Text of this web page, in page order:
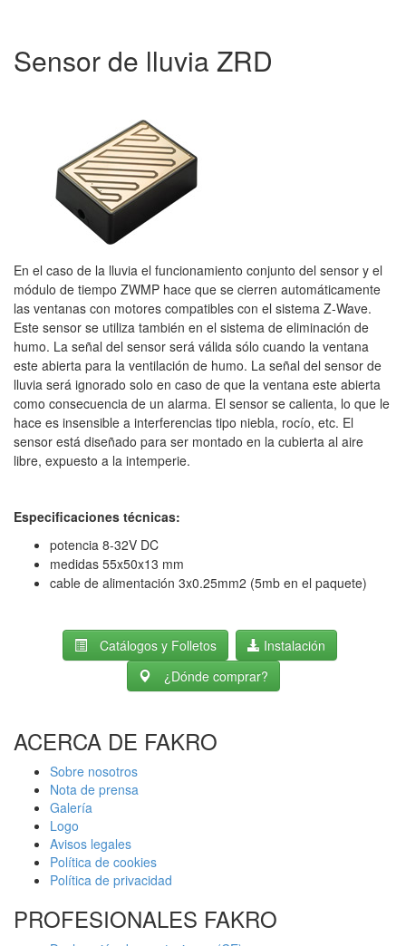
Sensor de lluvia ZRD
En el caso de la lluvia el funcionamiento conjunto del sensor y el
módulo de tiempo ZWMP hace que se cierren automáticamente
las ventanas con motores compatibles con el sistema Z-Wave.
Este sensor se utiliza también en el sistema de eliminación de
humo. La señal del sensor será válida sólo cuando la ventana
este abierta para la ventilación de humo. La señal del sensor de
lluvia será ignorado solo en caso de que la ventana este abierta
como consecuencia de un alarma. El sensor se calienta, lo que le
hace es insensible a interferencias tipo niebla, rocío, etc. El
sensor está diseñado para ser montado en la cubierta al aire
libre, expuesto a la intemperie.
Especificaciones técnicas:
potencia 8-32V DC
medidas 55x50x13 mm
cable de alimentación 3x0.25mm2 (5mb en el paquete)
Catálogos y Folletos
Instalación
¿Dónde comprar?
ACERCA DE FAKRO
Sobre nosotros
Nota de prensa
Galería
Logo
Avisos legales
Política de cookies
Política de privacidad
PROFESIONALES FAKRO